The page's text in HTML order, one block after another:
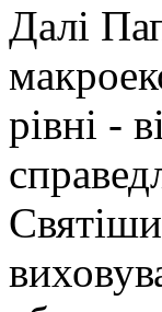
Далі
рівні -